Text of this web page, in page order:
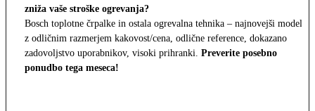
zniža vaše stroške ogrevanja?
Bosch toplotne črpalke in ostala ogrevalna tehnika – najnovejši modeli
z odličnim razmerjem kakovost/cena, odlične reference, dokazano
zadovoljstvo uporabnikov, visoki prihranki. Preverite posebno
ponudbo tega meseca!